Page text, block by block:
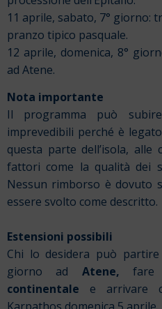
11 aprile, sabato, 7° giorno:
pranzo tipico pasquale.
12 aprile, domenica, 8°
ad Atene.
Nota importante
Il programma può
imprevedibili perché è
questa parte dell’isola,
fattori come la qualità dei
Nessun rimborso è dovuto
essere svolto come descritto.
Estensioni possibili
Chi lo desidera può
giorno ad Atene, fare
continentale e arrivare